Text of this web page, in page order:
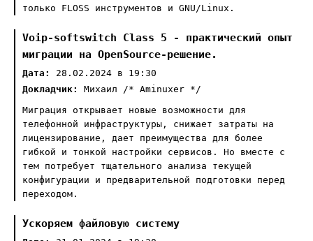
только FLOSS инструментов и GNU/Linux.
Voip-softswitch Class 5 - практический опыт
миграции на OpenSource-решение.
Дата:
28.02.2024 в 19:30
Докладчик:
Михаил /* Aminuxer */
Миграция открывает новые возможности для
телефонной инфраструктуры, снижает затраты на
лицензирование, дает преимущества для более
гибкой и тонкой настройки сервисов. Но вместе с
тем потребует тщательного анализа текущей
конфигурации и предварительной подготовки перед
переходом.
Ускоряем файловую систему